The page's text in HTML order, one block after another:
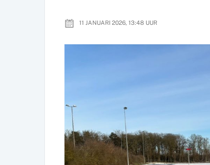
11 JANUARI 2026, 13:48 UUR